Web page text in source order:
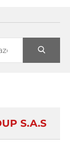
S.A.S